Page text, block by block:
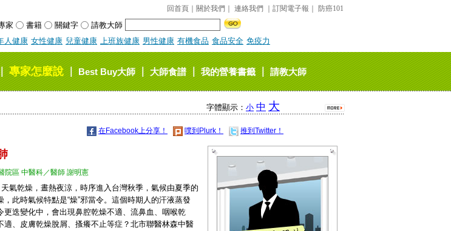
回首頁 關於我們 連絡我們 訂閱電子報 防癌101
家 書籍 關鍵字
請教大師
人健康 女性健康 兒童健康 上班族健康 男性健康 有機食品 食品安全 免疫力
專家怎麼說｜Best Buy大師｜大師食譜｜我的營養書籤｜請教大師
字體顯示： 小 中 大
在Facebook上分享！ 噗到Plurk！ 推到Twitter！
院區 中醫科／醫師 謝明憲
天氣乾燥，晝熱夜涼，時序進入台灣秋季，氣候由夏季的
此時氣候特點是“燥”邪當令。這個時期人的汗液蒸發
更迭變化中，會出現鼻腔乾燥不適、流鼻血、咽喉乾
適、皮膚乾燥脫屑、搔癢不止等症？北市聯醫林森中醫